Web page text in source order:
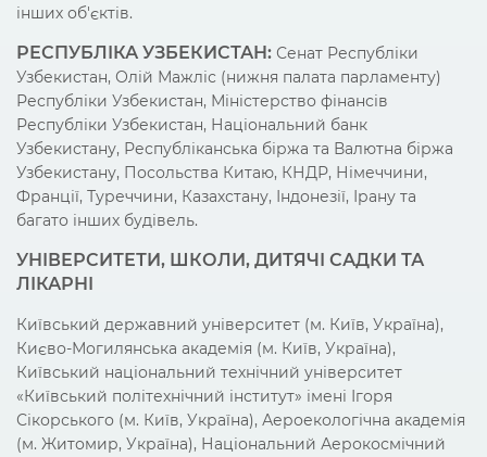
інших об'єктів.
РЕСПУБЛІКА УЗБЕКИСТАН: Сенат Республіки
Узбекистан, Олій Мажліс (нижня палата парламенту)
Республіки Узбекистан, Міністерство фінансів
Республіки Узбекистан, Національний банк
Узбекистану, Республіканська біржа та Валютна біржа
Узбекистану, Посольства Китаю, КНДР, Німеччини,
Франції, Туреччини, Казахстану, Індонезії, Ірану та
багато інших будівель.
УНІВЕРСИТЕТИ, ШКОЛИ, ДИТЯЧІ САДКИ ТА
ЛІКАРНІ
Київський державний університет (м. Київ, Україна),
Києво-Могилянська академія (м. Київ, Україна),
Київський національний технічний університет
«Київський політехнічний інститут» імені Ігоря
Сікорського (м. Київ, Україна), Аероекологічна академія
(м. Житомир, Україна), Національний Аерокосмічний